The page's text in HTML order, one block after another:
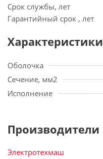
Срок службы, лет
Гарантийный срок , лет
Характеристики
Оболочка
Сечение, мм2
Исполнение
Производители
Электротехмаш